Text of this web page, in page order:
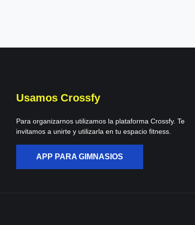
Usamos Crossfy
Para organizarnos utilizamos la plataforma Crossfy. Te
invitamos a unirte y utilizarla en tu espacio fitness.
APP PARA GIMNASIOS